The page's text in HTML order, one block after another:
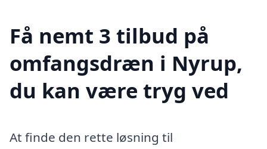
Få nemt 3 tilbud på
omfangsdræn i Nyrup,
du kan være tryg ved
At finde den rette løsning til